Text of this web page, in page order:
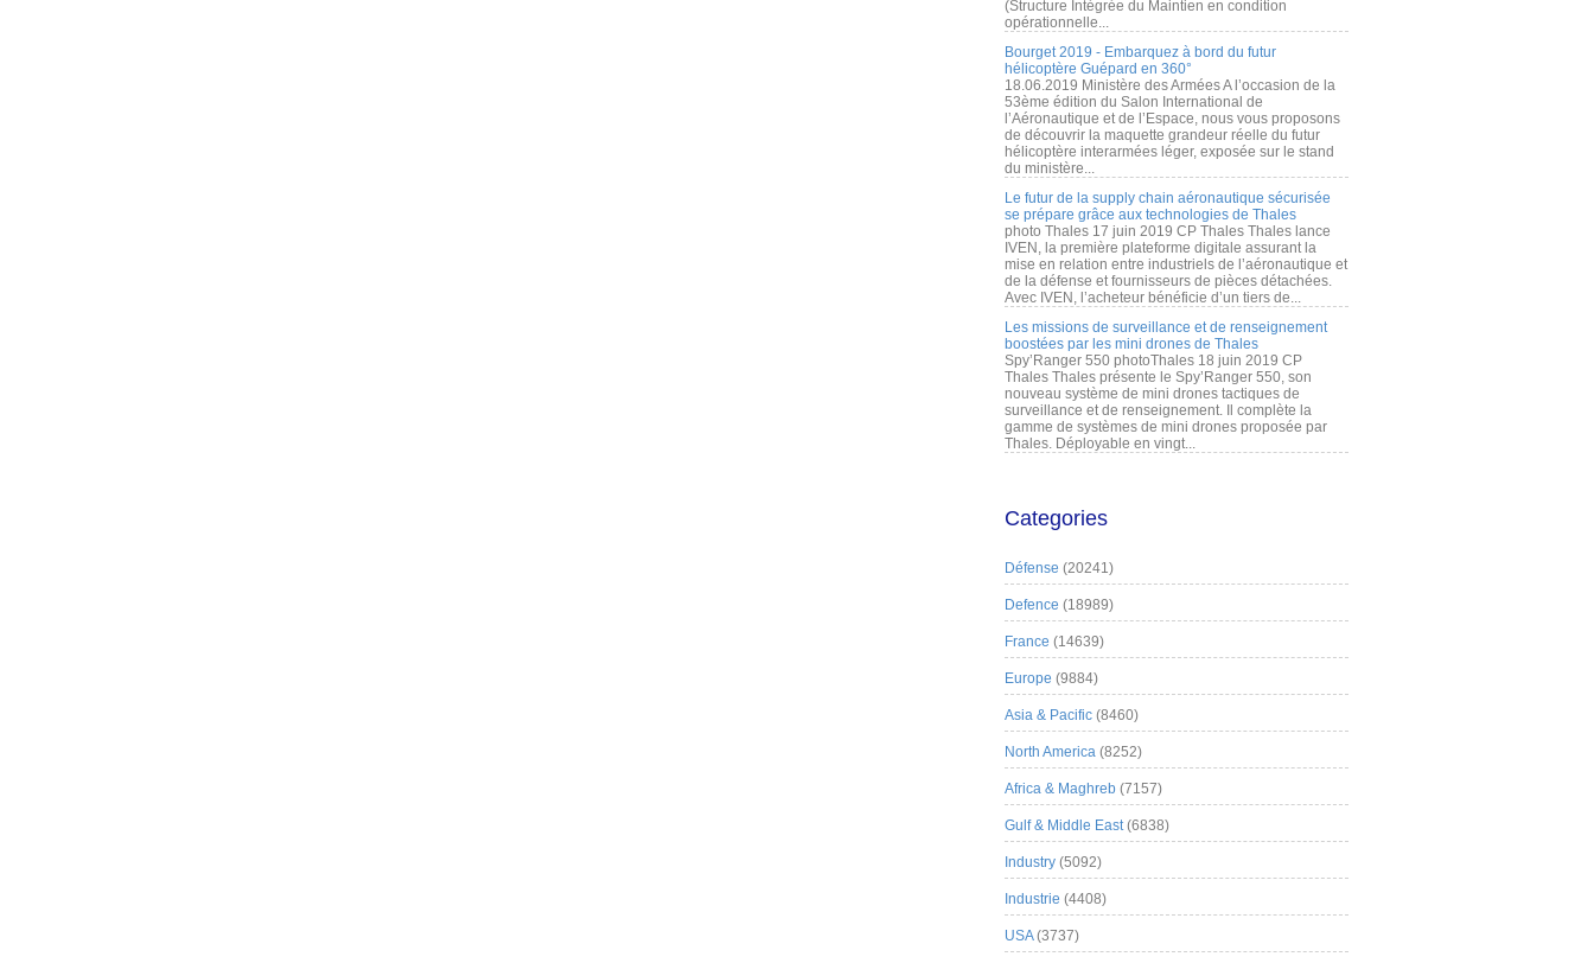
(Structure Intégrée du Maintien en condition
opérationnelle...
Bourget 2019 - Embarquez à bord du futur
hélicoptère Guépard en 360°
18.06.2019 Ministère des Armées A l’occasion de la
53ème édition du Salon International de
l’Aéronautique et de l’Espace, nous vous proposons
de découvrir la maquette grandeur réelle du futur
hélicoptère interarmées léger, exposée sur le stand
du ministère...
Le futur de la supply chain aéronautique sécurisée
se prépare grâce aux technologies de Thales
photo Thales 17 juin 2019 CP Thales Thales lance
IVEN, la première plateforme digitale assurant la
mise en relation entre industriels de l’aéronautique et
de la défense et fournisseurs de pièces détachées.
Avec IVEN, l’acheteur bénéficie d’un tiers de...
Les missions de surveillance et de renseignement
boostées par les mini drones de Thales
Spy’Ranger 550 photoThales 18 juin 2019 CP
Thales Thales présente le Spy’Ranger 550, son
nouveau système de mini drones tactiques de
surveillance et de renseignement. Il complète la
gamme de systèmes de mini drones proposée par
Thales. Déployable en vingt...
Categories
Défense (20241)
Defence (18989)
France (14639)
Europe (9884)
Asia & Pacific (8460)
North America (8252)
Africa & Maghreb (7157)
Gulf & Middle East(6838)
Industry (5092)
Industrie (4408)
USA(3737)